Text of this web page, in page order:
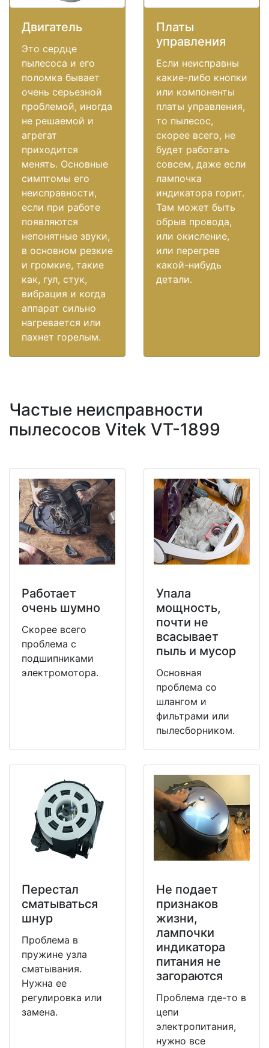
Двигатель
Это сердце
пылесоса и его
поломка бывает
очень серьезной
проблемой, иногда
не решаемой и
агрегат
приходится
менять. Основные
симптомы его
неисправности,
если при работе
появляются
непонятные звуки,
в основном резкие
и громкие, такие
как, гул, стук,
вибрация и когда
аппарат сильно
нагревается или
пахнет горелым.
Платы
управления
Если неисправны
какие-либо кнопки
или компоненты
платы управления,
то пылесос,
скорее всего, не
будет работать
совсем, даже если
лампочка
индикатора горит.
Там может быть
обрыв провода,
или окисление,
или перегрев
какой-нибудь
детали.
Частые неисправности
пылесосов Vitek VT-1899
Работает
очень шумно
Скорее всего
проблема с
подшипниками
электромотора.
Упала
мощность,
почти не
всасывает
пыль и мусор
Основная
проблема со
шлангом и
фильтрами или
пылесборником.
Перестал
сматываться
шнур
Проблема в
пружине узла
сматывания.
Нужна ее
регулировка или
замена.
Не подает
признаков
жизни,
лампочки
индикатора
питания не
загораются
Проблема где-то в
цепи
электропитания,
нужно все